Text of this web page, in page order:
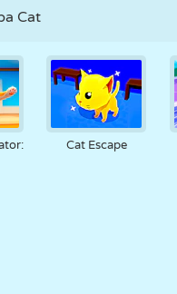
Cat
Cat Escape